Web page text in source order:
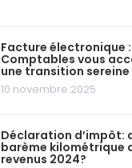
Facture électronique
Comptables vous
une transition sereine
10 novembre 2025
Déclaration d’impôt:
barème kilométrique
revenus 2024?